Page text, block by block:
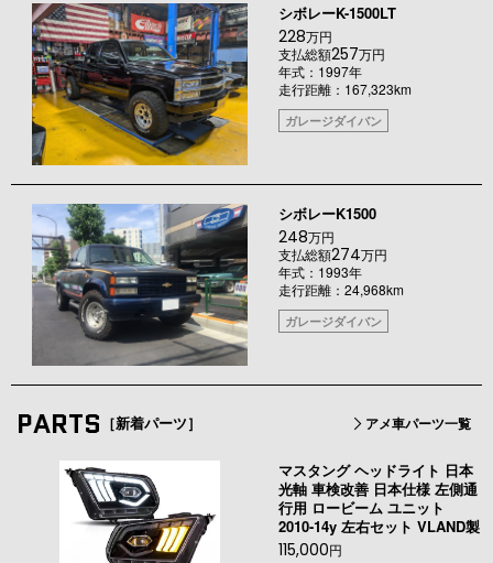
シボレーK-1500LT
228万円
支払総額257万円
年式：1997年
走行距離：167,323km
ガレージダイバン
シボレーK1500
248万円
支払総額274万円
年式：1993年
走行距離：24,968km
ガレージダイバン
PARTS ［新着パーツ］ アメ車パーツ一覧
マスタング ヘッドライト 日本
光軸 車検改善 日本仕様 左側通
行用 ロービーム ユニット
2010-14y 左右セット VLAND製
115,000円